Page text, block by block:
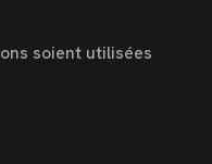
soient utilisées